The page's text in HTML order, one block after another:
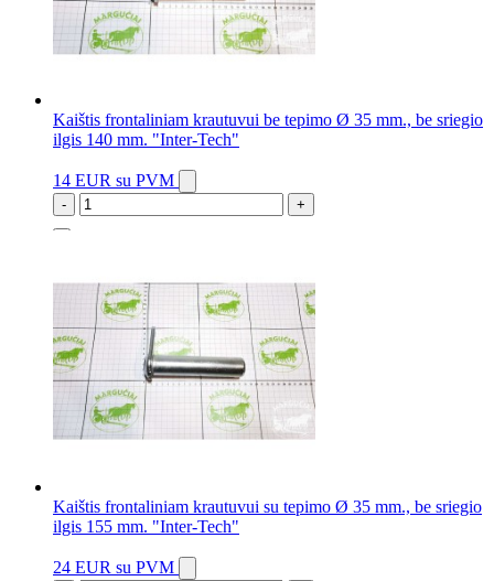
Kaištis frontaliniam krautuvui be tepimo Ø 35 mm., be sriegio
ilgis 140 mm. "Inter-Tech"
14 EUR su PVM
- +
Kaištis frontaliniam krautuvui su tepimo Ø 35 mm., be sriegio
ilgis 155 mm. "Inter-Tech"
24 EUR su PVM